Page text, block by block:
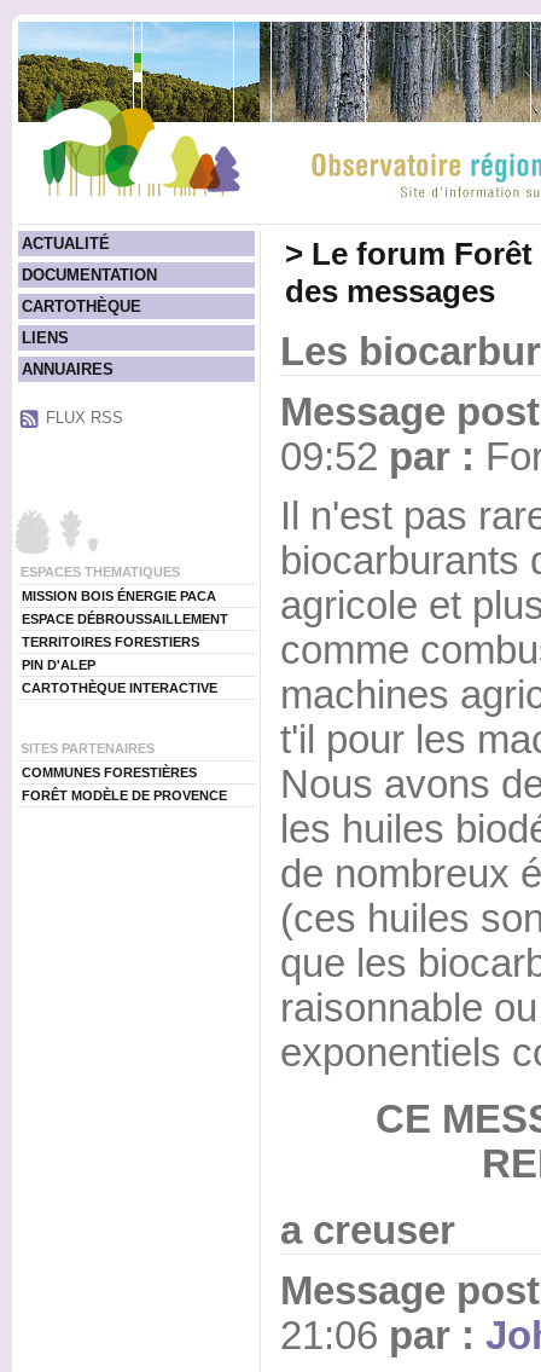
ACTUALITÉ
DOCUMENTATION
CARTOTHÈQUE
LIENS
ANNUAIRES
FLUX RSS
ESPACES THEMATIQUES
MISSION BOIS ÉNERGIE PACA
ESPACE DÉBROUSSAILLEMENT
TERRITOIRES FORESTIERS
PIN D'ALEP
CARTOTHÈQUE INTERACTIVE
SITES PARTENAIRES
COMMUNES FORESTIÈRES
FORÊT MODÈLE DE PROVENCE
> Le forum
des messages
Les
Message
09:52 par :
Il n'est pas
biocarburants
agricole et
comme
machines
t'il pour les
Nous avons
les huiles
de nombreux
(ces huiles
que les
raisonnable
exponentiels
CE
a creuser
Message
21:06 par :